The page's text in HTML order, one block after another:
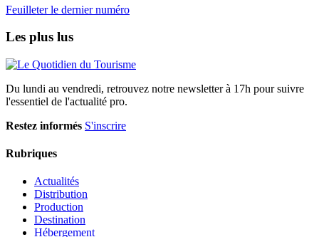
Feuilleter le dernier numéro
Les plus lus
Du lundi au vendredi, retrouvez notre newsletter à 17h pour suivre
l'essentiel de l'actualité pro.
Restez informés S'inscrire
Rubriques
Actualités
Distribution
Production
Destination
Hébergement